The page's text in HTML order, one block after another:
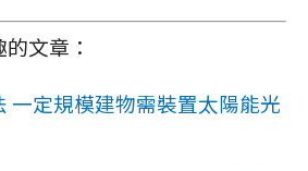
文章：
一定規模建物需裝置太陽能光